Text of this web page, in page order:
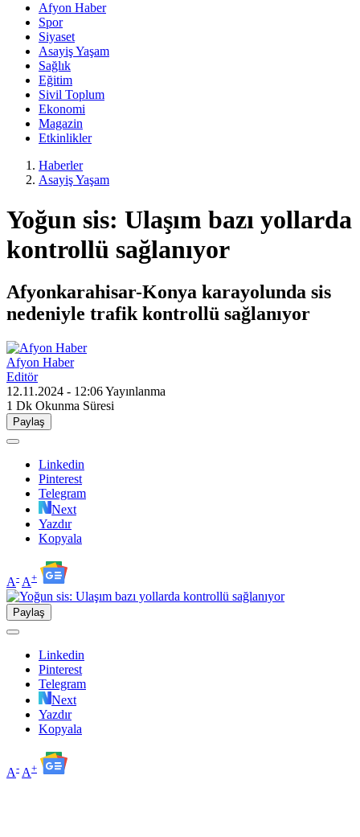
Afyon Haber
Spor
Siyaset
Asayiş Yaşam
Sağlık
Eğitim
Sivil Toplum
Ekonomi
Magazin
Etkinlikler
Haberler
Asayiş Yaşam
Yoğun sis: Ulaşım bazı yollarda
kontrollü sağlanıyor
Afyonkarahisar-Konya karayolunda sis
nedeniyle trafik kontrollü sağlanıyor
Afyon Haber
Editör
12.11.2024 - 12:06Yayınlanma
1 Dk Okunma Süresi
Paylaş
Linkedin
Pinterest
Telegram
Next
Yazdır
Kopyala
A- A+
Paylaş
Linkedin
Pinterest
Telegram
Next
Yazdır
Kopyala
A- A+